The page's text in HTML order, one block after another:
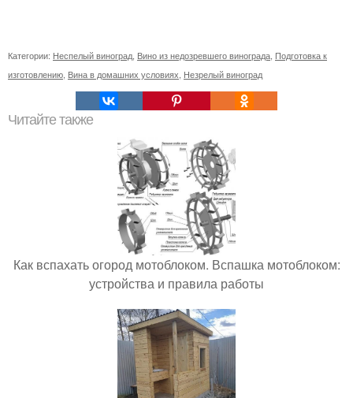
Категории: Неспелый виноград Вино из недозревшего винограда Подготовка к
изготовлению Вина в домашних условиях Незрелый виноград
Читайте также
Как вспахать огород мотоблоком. Вспашка мотоблоком:
устройства и правила работы